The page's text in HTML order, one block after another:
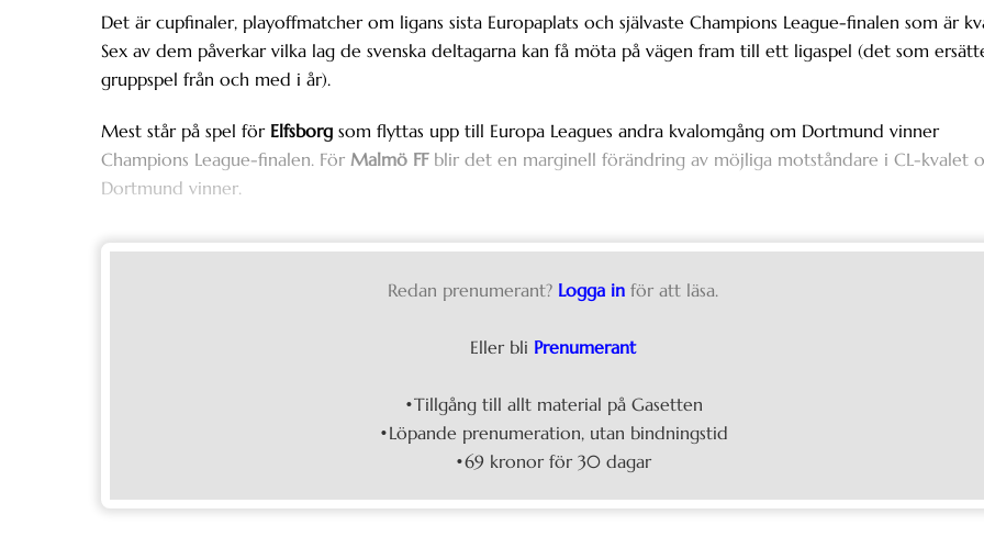
Det är cupfinaler, playoffmatcher om ligans sista Europaplats och självaste Champions League-finalen som är
Sex av dem påverkar vilka lag de svenska deltagarna kan få möta på vägen fram till ett ligaspel (det som
gruppspel från och med i år).
Mest står på spel för Elfsborg som flyttas upp till Europa Leagues andra kvalomgång om Dortmund vinner
Champions League-finalen. För Malmö FFblir det en marginell förändring av möjliga motståndare i CL-kvalet
Dortmund vinner.
Redan prenumerant? Logga in för att läsa.
Eller bli Prenumerant
•Tillgång till allt material på Gasetten
•Löpande prenumeration, utan bindningstid
•69 kronor för 30 dagar